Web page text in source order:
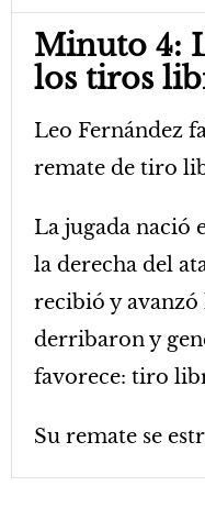
Minuto 4:
los tiros
Leo Fernández
remate de tiro
La jugada nació
la derecha del
recibió y avanzó
derribaron y
favorece: tiro
Su remate se